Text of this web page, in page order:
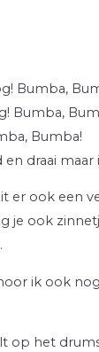
Bumba,
Bumba,
Bumba!
en draai
er ook een
je ook
ik ook
op het